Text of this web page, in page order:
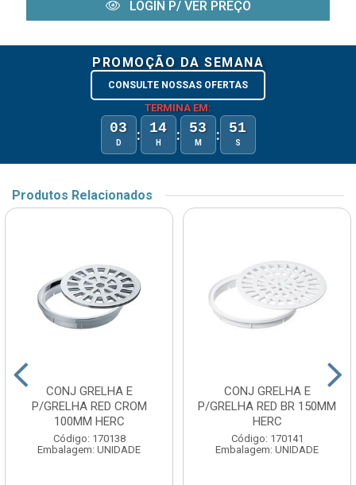
LOGIN P/ VER PREÇO
PROMOÇÃO DA SEMANA
CONSULTE NOSSAS OFERTAS
TERMINA EM:
03
D : 14
H : 53
M : 51
S
Produtos Relacionados
CONJ GRELHA E
P/GRELHA RED CROM
100MM HERC
Código: 170138
Embalagem: UNIDADE
CONJ GRELHA E
P/GRELHA RED BR 150MM
HERC
Código: 170141
Embalagem: UNIDADE